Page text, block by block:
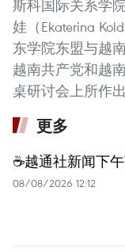
斯科国际关系学
娃（Ekaterina
东学院东盟与越
越南共产党和越
桌研讨会上所作出
更多
☕️越通社新闻下
08/08/2026 12:12